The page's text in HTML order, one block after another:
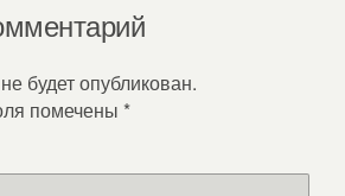
будет опубликован.
помечены *